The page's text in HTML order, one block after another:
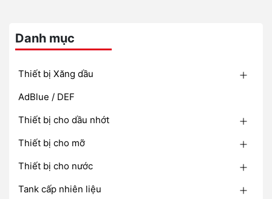
Danh mục
Thiết bị Xăng dầu
AdBlue / DEF
Thiết bị cho dầu nhớt
Thiết bị cho mỡ
Thiết bị cho nước
Tank cấp nhiên liệu